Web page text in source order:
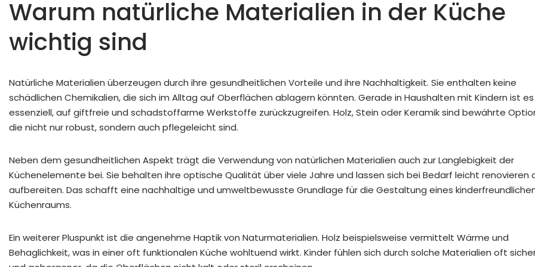
Warum natürliche Materialien in der Küche
wichtig sind
Natürliche Materialien überzeugen durch ihre gesundheitlichen Vorteile und ihre Nachhaltigkeit. Sie enthalten keine
schädlichen Chemikalien, die sich im Alltag auf Oberflächen ablagern könnten. Gerade in Haushalten mit Kindern ist es
essenziell, auf giftfreie und schadstoffarme Werkstoffe zurückzugreifen. Holz, Stein oder Keramik sind bewährte
die nicht nur robust, sondern auch pflegeleicht sind.
Neben dem gesundheitlichen Aspekt trägt die Verwendung von natürlichen Materialien auch zur Langlebigkeit der
Küchenelemente bei. Sie behalten ihre optische Qualität über viele Jahre und lassen sich bei Bedarf leicht renovieren
aufbereiten. Das schafft eine nachhaltige und umweltbewusste Grundlage für die Gestaltung eines
Küchenraums.
Ein weiterer Pluspunkt ist die angenehme Haptik von Naturmaterialien. Holz beispielsweise vermittelt Wärme und
Behaglichkeit, was in einer oft funktionalen Küche wohltuend wirkt. Kinder fühlen sich durch solche Materialien oft